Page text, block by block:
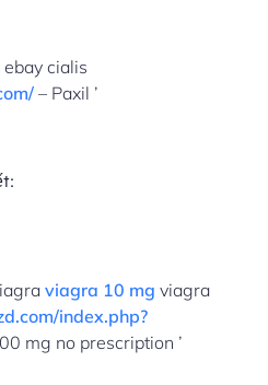
ebay cialis
– Paxil ’
viagra 10 mg viagra
index.php?
mg no prescription ’